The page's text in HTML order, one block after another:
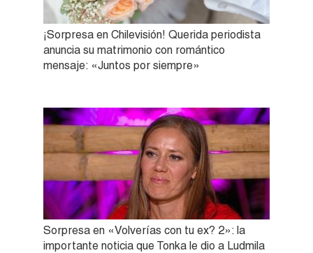
¡Sorpresa en Chilevisión! Querida periodista
anuncia su matrimonio con romántico
mensaje: «Juntos por siempre»
Sorpresa en «Volverías con tu ex? 2»: la
importante noticia que Tonka le dio a Ludmila